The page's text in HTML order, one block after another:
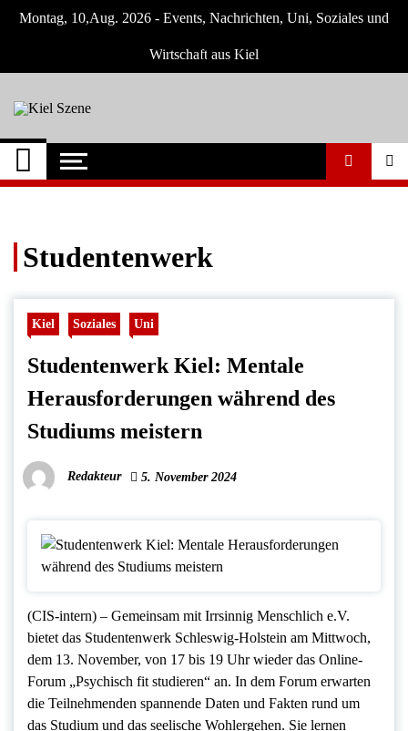
Skip
Montag, 10,Aug. 2026 - Events, Nachrichten, Uni, Soziales und
Wirtschaft aus Kiel
Kiel Szene
Neuigkeiten und Nachrichten aus Kiel und
Umgebung
Studentenwerk
Kiel Soziales Uni
Studentenwerk Kiel: Mentale
Herausforderungen während des
Studiums meistern
Redakteur 5. November 2024
(CIS-intern) – Gemeinsam mit Irrsinnig Menschlich e.V.
bietet das Studentenwerk Schleswig-Holstein am Mittwoch,
dem 13. November, von 17 bis 19 Uhr wieder das Online-
Forum „Psychisch fit studieren“ an. In dem Forum erwarten
die Teilnehmenden spannende Daten und Fakten rund um
das Studium und das seelische Wohlergehen. Sie lernen